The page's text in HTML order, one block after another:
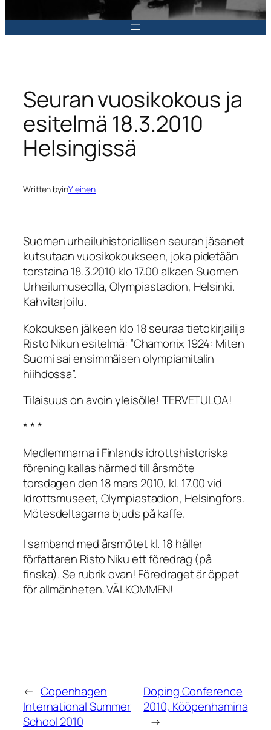
Seuran vuosikokous ja
esitelmä 18.3.2010
Helsingissä
Written byinYleinen
Suomen urheiluhistoriallisen seuran jäsenet
kutsutaan vuosikokoukseen, joka pidetään
torstaina 18.3.2010 klo 17.00 alkaen Suomen
Urheilumuseolla, Olympiastadion, Helsinki.
Kahvitarjoilu.
Kokouksen jälkeen klo 18 seuraa tietokirjailija
Risto Nikun esitelmä: ”Chamonix 1924: Miten
Suomi sai ensimmäisen olympiamitalin
hiihdossa”.
Tilaisuus on avoin yleisölle! TERVETULOA!
* * *
Medlemmarna i Finlands idrottshistoriska
förening kallas härmed till årsmöte
torsdagen den 18 mars 2010, kl. 17.00 vid
Idrottsmuseet, Olympiastadion, Helsingfors.
Mötesdeltagarna bjuds på kaffe.
I samband med årsmötet kl. 18 håller
författaren Risto Niku ett föredrag (på
finska). Se rubrik ovan! Föredraget är öppet
för allmänheten. VÄLKOMMEN!
← Copenhagen
International Summer
School 2010
Doping Conference
2010, Kööpenhamina
→